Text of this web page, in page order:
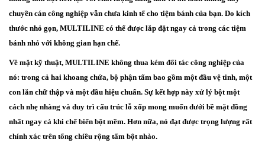
chuyền cán công nghiệp vẫn chưa kinh tế cho tiệm bánh của bạn. Do kích
thước nhỏ gọn, MULTILINE có thể được lắp đặt ngay cả trong các tiệm
bánh nhỏ với không gian hạn chế.
Về mặt kỹ thuật, MULTILINE không thua kém đối tác công nghiệp của
nó: trong cả hai khoang chứa, bộ phận tấm bao gồm một đầu vệ tinh, một
con lăn chữ thập và một đầu hiệu chuẩn. Sự kết hợp này xử lý bột một
cách nhẹ nhàng và duy trì cấu trúc lỗ xốp mong muốn dưới bề mặt đồng
nhất ngay cả khi chế biến bột mềm. Hơn nữa, nó đạt được trọng lượng rất
chính xác trên tổng chiều rộng tấm bột nhào.